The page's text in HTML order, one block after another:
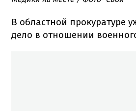
В областной прокуратуре
дело в отношении